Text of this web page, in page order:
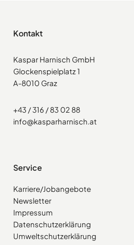
Kontakt
Kaspar Harnisch GmbH
Glockenspielplatz 1
A-8010 Graz
+43 / 316 / 83 02 88
info@kasparharnisch.at
Service
Karriere/Jobangebote
Newsletter
Impressum
Datenschutzerklärung
Umweltschutzerklärung